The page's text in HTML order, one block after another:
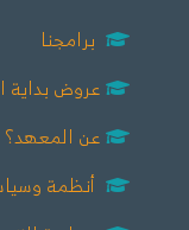
برامجنا
عروض بداية
عن المعهد؟
أنظمة